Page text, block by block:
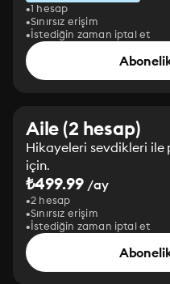
1 hesap
Sınırsız erişim
İstediğin zaman iptal et
Aile (2 hesap)
Hikayeleri sevdikleri
için.
₺499.99 /ay
2 hesap
Sınırsız erişim
İstediğin zaman iptal et